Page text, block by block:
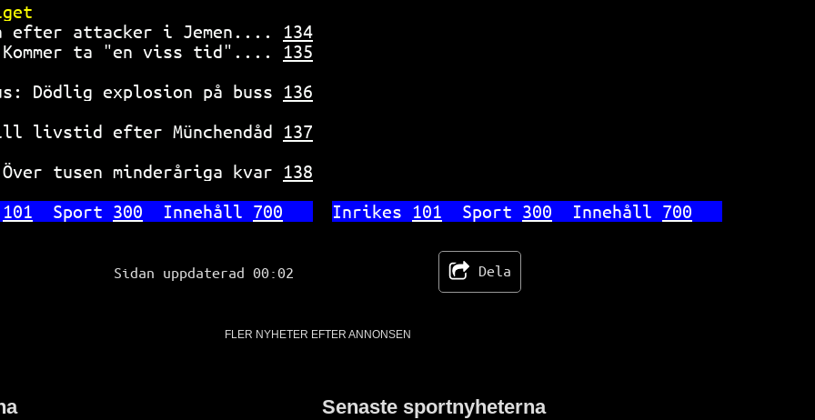
efter attacker i Jemen.... 134
Kommer ta "en viss tid".... 135
Dödlig explosion på buss 136
livstid efter Münchendåd 137
tusen minderåriga kvar 138
101
  Sport
300
  Innehåll
700 Inrikes 101
  Sport
300
  Innehåll
700
Sidan uppdaterad 00:02 Dela
FLER NYHETER EFTER ANNONSEN
Senaste sportnyheterna